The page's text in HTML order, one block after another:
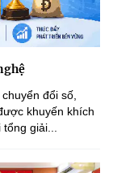
đổi số,
khuyến khích
giải...